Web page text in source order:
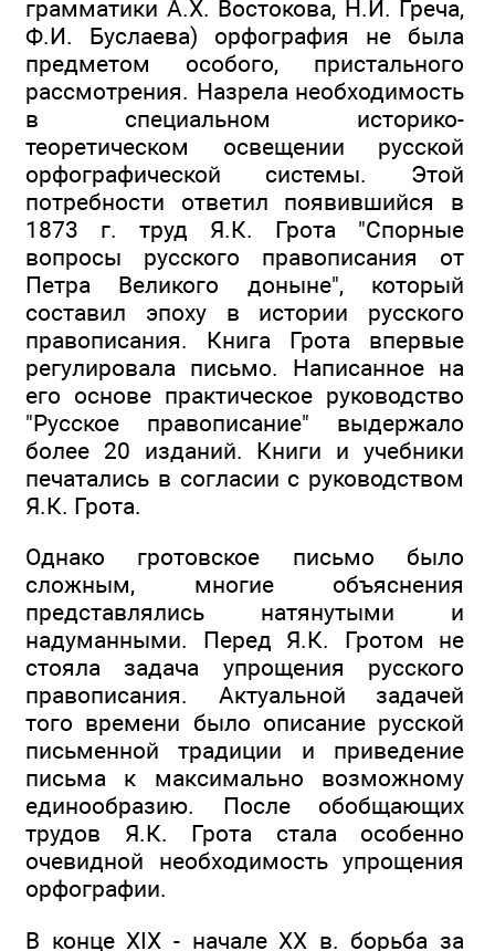
грамматики А.Х. Востокова, Н.И. Греча,
Ф.И. Буслаева) орфография не была
предметом особого, пристального
рассмотрения. Назрела необходимость
в специальном историко-
теоретическом освещении русской
орфографической системы. Этой
потребности ответил появившийся в
1873 г. труд Я.К. Грота "Спорные
вопросы русского правописания от
Петра Великого доныне", который
составил эпоху в истории русского
правописания. Книга Грота впервые
регулировала письмо. Написанное на
его основе практическое руководство
"Русское правописание" выдержало
более 20 изданий. Книги и учебники
печатались в согласии с руководством
Я.К. Грота.
Однако гротовское письмо было
сложным, многие объяснения
представлялись натянутыми и
надуманными. Перед Я.К. Гротом не
стояла задача упрощения русского
правописания. Актуальной задачей
того времени было описание русской
письменной традиции и приведение
письма к максимально возможному
единообразию. После обобщающих
трудов Я.К. Грота стала особенно
очевидной необходимость упрощения
орфографии.
В конце XIX - начале XX в. борьба за